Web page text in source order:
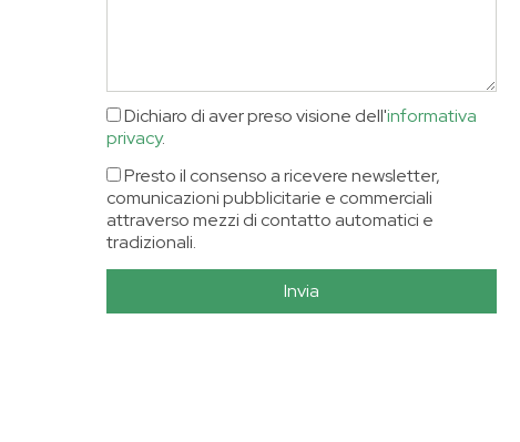
Dichiaro di aver preso visione dell'informativa
privacy.
Presto il consenso a ricevere newsletter,
comunicazioni pubblicitarie e commerciali
attraverso mezzi di contatto automatici e
tradizionali.
Invia